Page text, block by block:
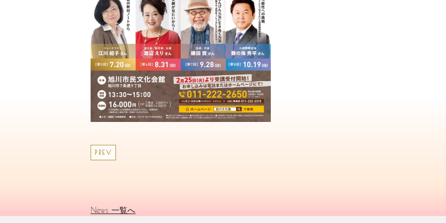
PREV
News 一覧へ